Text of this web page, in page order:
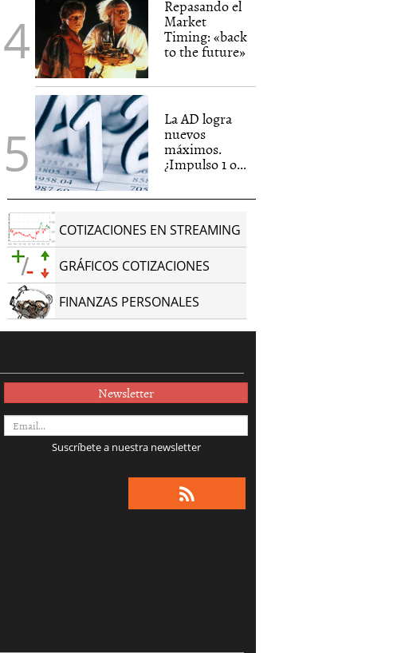
Repasando el
Market
Timing: «back
to the future»
La AD logra
nuevos
máximos.
¿Impulso 1 o...
COTIZACIONES EN STREAMING
GRÁFICOS COTIZACIONES
FINANZAS PERSONALES
Newsletter
Suscríbete a nuestra newsletter